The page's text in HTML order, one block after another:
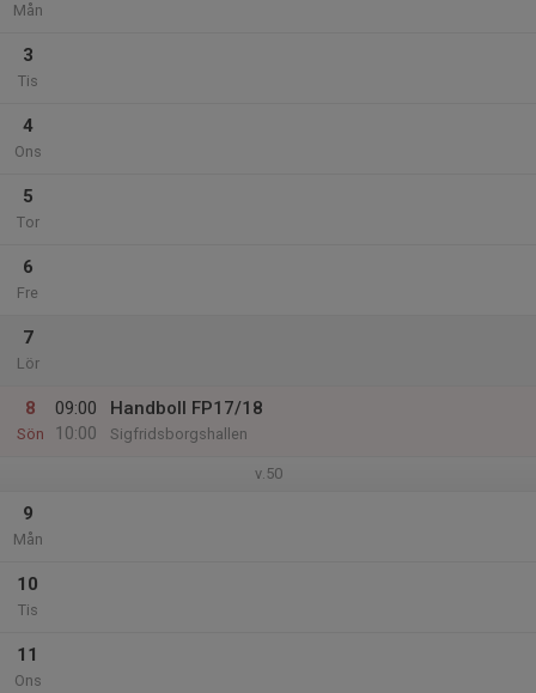
Mån
3
Tis
4
Ons
5
Tor
6
Fre
7
Lör
8
Sön
09:00
10:00
Handboll FP17/18
Sigfridsborgshallen
v.50
9
Mån
10
Tis
11
Ons